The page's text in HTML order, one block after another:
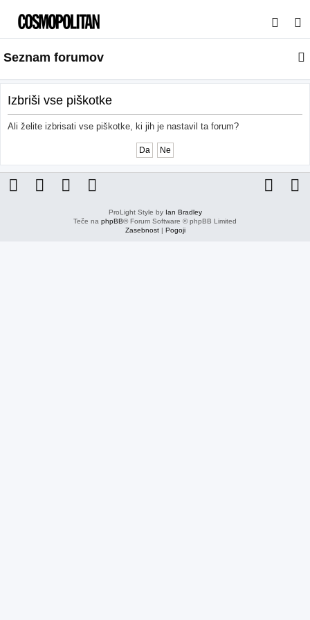
s
a
j
Seznam forumov
Izbriši vse piškotke
Ali želite izbrisati vse piškotke, ki jih je nastavil ta forum?
ProLight Style by Ian Bradley
Teče na phpBB® Forum Software © phpBB Limited
Zasebnost| Pogoji